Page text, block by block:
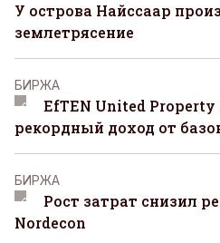
У острова Найссаар
землетрясение
БИРЖА
EfTEN United
рекордный доход от
БИРЖА
Рост затрат снизил
Nordecon